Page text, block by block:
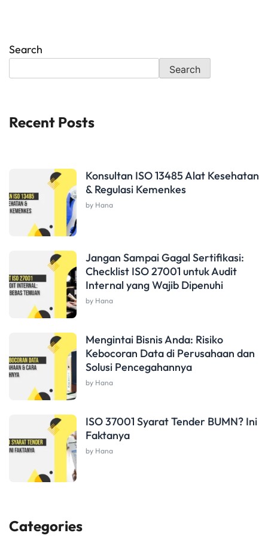
Search
Search
Recent Posts
Konsultan ISO 13485 Alat Kesehatan
& Regulasi Kemenkes
by Hana
Jangan Sampai Gagal Sertifikasi:
Checklist ISO 27001 untuk Audit
Internal yang Wajib Dipenuhi
by Hana
Mengintai Bisnis Anda: Risiko
Kebocoran Data di Perusahaan dan
Solusi Pencegahannya
by Hana
ISO 37001 Syarat Tender BUMN? Ini
Faktanya
by Hana
Categories